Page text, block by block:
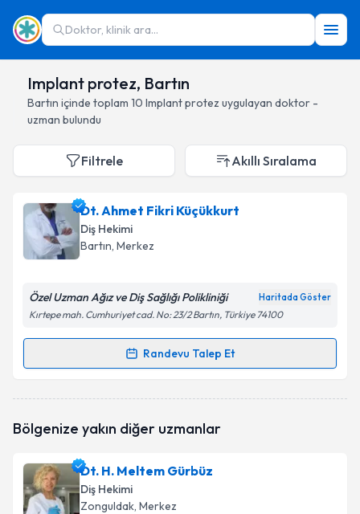
Doktor, klinik ara...
Implant protez, Bartın
Bartın içinde toplam 10 Implant protez uygulayan doktor -
uzman bulundu
Filtrele Akıllı Sıralama
Dt. Ahmet Fikri Küçükkurt
Diş Hekimi
Bartın, Merkez
Özel Uzman Ağız ve Diş Sağlığı Polikliniği Haritada Göster
Kırtepe mah. Cumhuriyet cad. No: 23/2 Bartın, Türkiye 74100
Randevu Talep Et
Randevu Takvimi Talebi
talebi oluşturun. Size bu uzmandan randevu almanız
bilgilendireceğiz.
E-posta Adresiniz
Bölgenize yakın diğer uzmanlar
Dt. H. Meltem Gürbüz
Diş Hekimi
Zonguldak, Merkez